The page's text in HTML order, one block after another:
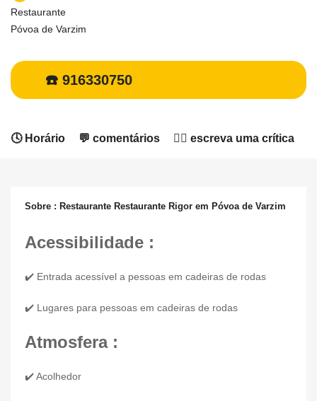
Restaurante
Póvoa de Varzim
☎️ 916330750
🕓 Horário 💬 comentários ✍🏻 escreva uma crítica
Sobre : Restaurante Restaurante Rigor em Póvoa de Varzim
Acessibilidade :
✔️ Entrada acessível a pessoas em cadeiras de rodas
✔️ Lugares para pessoas em cadeiras de rodas
Atmosfera :
✔️ Acolhedor